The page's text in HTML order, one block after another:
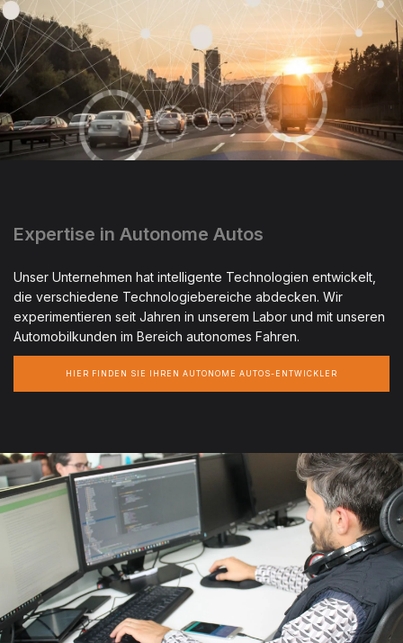
Expertise in Autonome Autos
Unser Unternehmen hat intelligente Technologien entwickelt,
die verschiedene Technologiebereiche abdecken. Wir
experimentieren seit Jahren in unserem Labor und mit unseren
Automobilkunden im Bereich autonomes Fahren.
HIER FINDEN SIE IHREN AUTONOME AUTOS-ENTWICKLER